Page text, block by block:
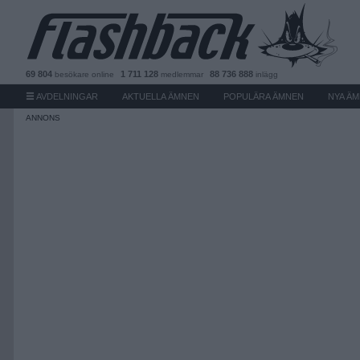
69 804 besökare online 1 711 128 medlemmar 88 736 888 inlägg
AVDELNINGAR AKTUELLA ÄMNEN POPULÄRA ÄMNEN NYA